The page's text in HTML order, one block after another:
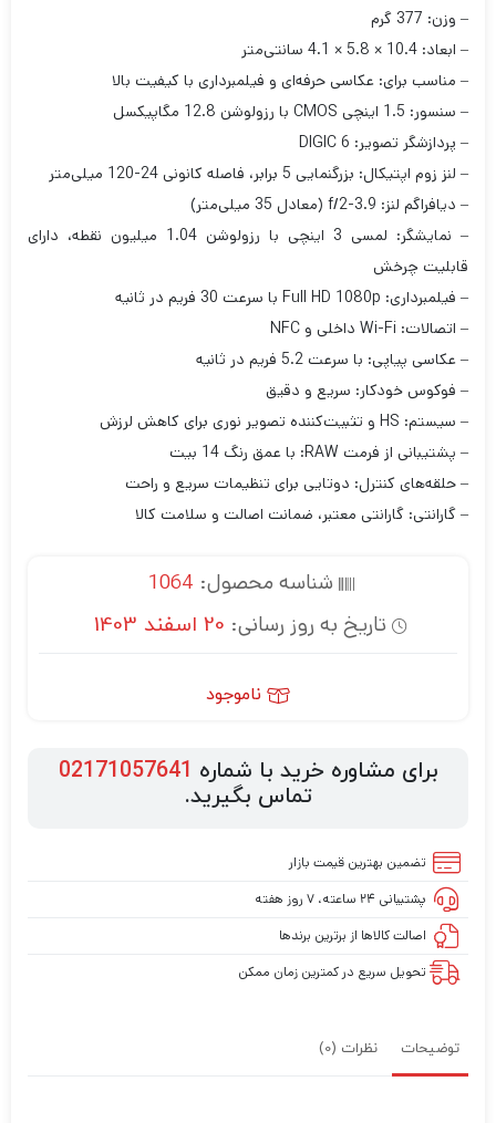
– وزن: 377 گرم
– ابعاد: 10.4 × 5.8 × 4.1 سانتی‌متر
– مناسب برای: عکاسی حرفه‌ای و فیلمبرداری با کیفیت بالا
– سنسور: 1.5 اینچی CMOS با رزولوشن 12.8 مگاپیکسل
– پردازشگر تصویر: DIGIC 6
– لنز زوم اپتیکال: بزرگنمایی 5 برابر، فاصله کانونی 24-120 میلی‌متر
– دیافراگم لنز: f/2-3.9 (معادل 35 میلی‌متر)
– نمایشگر: لمسی 3 اینچی با رزولوشن 1.04 میلیون نقطه، دارای
قابلیت چرخش
– فیلمبرداری: Full HD 1080p با سرعت 30 فریم در ثانیه
– اتصالات: Wi-Fi داخلی و NFC
– عکاسی پیاپی: با سرعت 5.2 فریم در ثانیه
– فوکوس خودکار: سریع و دقیق
– سیستم: HS و تثبیت‌کننده تصویر نوری برای کاهش لرزش
– پشتیبانی از فرمت RAW: با عمق رنگ 14 بیت
– حلقه‌های کنترل: دوتایی برای تنظیمات سریع و راحت
– گارانتی: گارانتی معتبر، ضمانت اصالت و سلامت کالا
شناسه محصول: 1064
تاریخ به روز رسانی: 20 اسفند 1403
ناموجود
برای مشاوره خرید با شماره 02171057641
تماس بگیرید.
تضمین بهترین قیمت بازار
پشتیبانی ۲۴ ساعته، ۷ روز هفته
اصالت کالاها از برترین برندها
تحویل سریع در کمترین زمان ممکن
توضیحات نظرات (0)